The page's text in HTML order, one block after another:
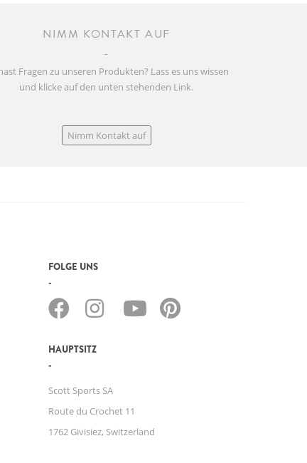
NIMM KONTAKT AUF
Fragen zu unseren Produkten? Lass es uns wissen
und klicke auf den unten stehenden Link.
Nimm Kontakt auf
FOLGE UNS
HAUPTSITZ
Scott Sports SA
Route du Crochet 11
1762 Givisiez, Switzerland